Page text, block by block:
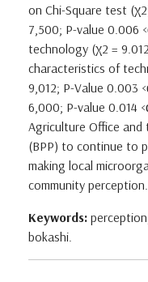
on Chi-Square test
7,500; P-value 0.006
technology (χ2 =
characteristics of
9,012; P-Value 0.003
6,000; P-value 0.014
Agriculture Office
(BPP) to continue to
making local
community perception.
Keywords:
bokashi.